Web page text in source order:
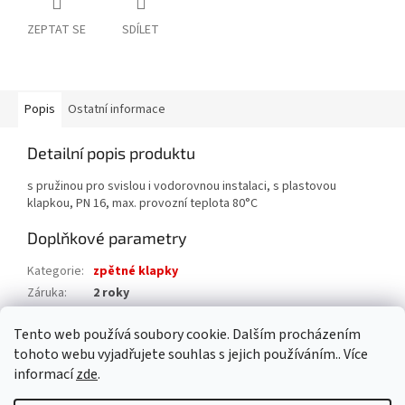
Tento web používá soubory cookie. Dalším procházením
tohoto webu vyjadřujete souhlas s jejich používáním.. Více
informacízde.
ZEPTAT SE SDÍLET
Popis Ostatní informace
Detailní popis produktu
s pružinou pro svislou i vodorovnou instalaci, s plastovou
klapkou, PN 16, max. provozní teplota 80°C
Doplňkové parametry
Kategorie: zpětné klapky
Záruka:
2 roky
EAN: 8595042130515